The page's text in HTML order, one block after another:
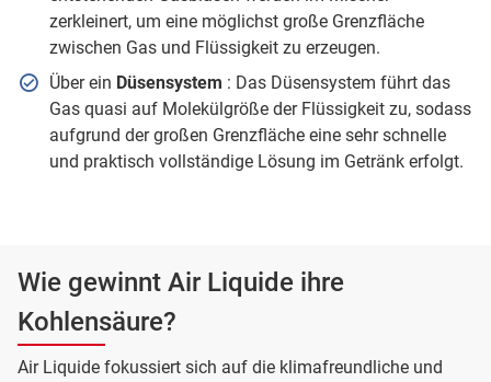
zerkleinert, um eine möglichst große Grenzfläche
zwischen Gas und Flüssigkeit zu erzeugen.
Über ein Düsensystem : Das Düsensystem führt das
Gas quasi auf Molekülgröße der Flüssigkeit zu, sodass
aufgrund der großen Grenzfläche eine sehr schnelle
und praktisch vollständige Lösung im Getränk erfolgt.
Wie gewinnt Air Liquide ihre
Kohlensäure?
Air Liquide fokussiert sich auf die klimafreundliche und